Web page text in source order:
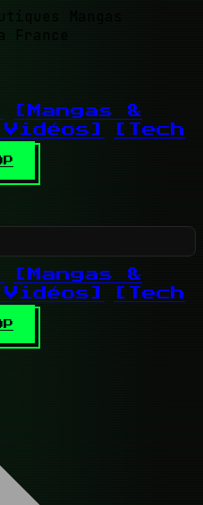
Mangas
[Mangas &
[Tech
[Mangas &
[Tech